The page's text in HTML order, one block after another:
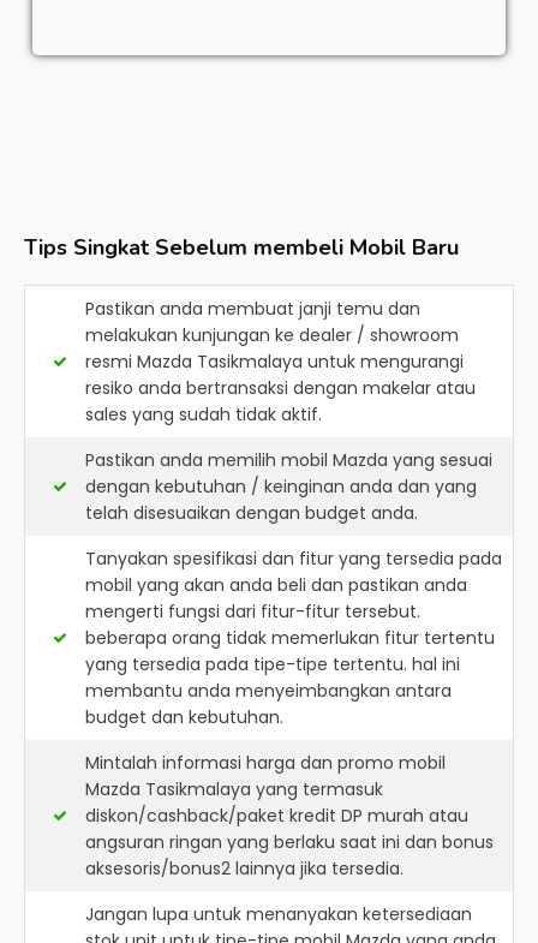
Tips Singkat Sebelum membeli Mobil Baru
Pastikan anda membuat janji temu dan
melakukan kunjungan ke dealer / showroom
resmi Mazda Tasikmalaya untuk mengurangi
resiko anda bertransaksi dengan makelar atau
sales yang sudah tidak aktif.
Pastikan anda memilih mobil Mazda yang sesuai
dengan kebutuhan / keinginan anda dan yang
telah disesuaikan dengan budget anda.
Tanyakan spesifikasi dan fitur yang tersedia pada
mobil yang akan anda beli dan pastikan anda
mengerti fungsi dari fitur-fitur tersebut.
beberapa orang tidak memerlukan fitur tertentu
yang tersedia pada tipe-tipe tertentu. hal ini
membantu anda menyeimbangkan antara
budget dan kebutuhan.
Mintalah informasi harga dan promo mobil
Mazda Tasikmalaya yang termasuk
diskon/cashback/paket kredit DP murah atau
angsuran ringan yang berlaku saat ini dan bonus
aksesoris/bonus2 lainnya jika tersedia.
Jangan lupa untuk menanyakan ketersediaan